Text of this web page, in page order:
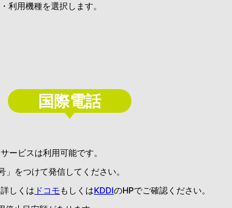
利用機種を選択します。
国際電話
ービスは利用可能です。
をつけて発信してください。
しくは ドコモもしくはKDDIのHPでご確認ください。